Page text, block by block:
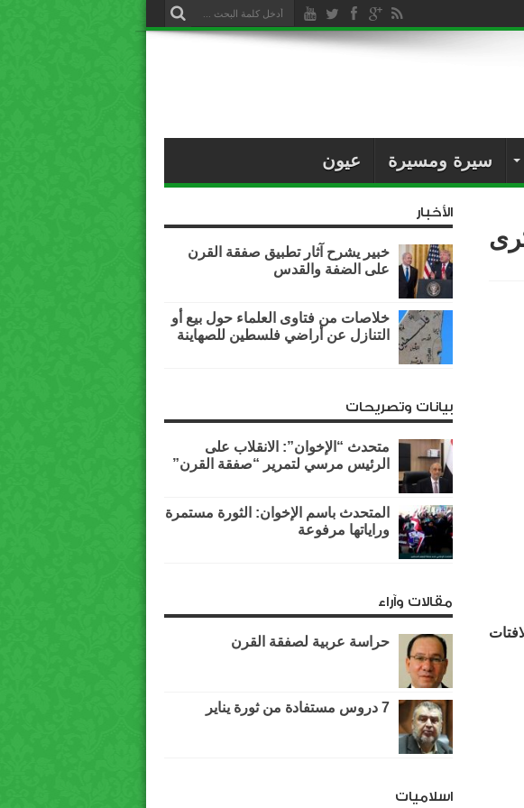
سيرة ومسيرة عيون
الأخبار
خبير يشرح آثار تطبيق صفقة القرن
على الضفة والقدس
خلاصات من فتاوى العلماء حول بيع أو
التنازل عن أراضي فلسطين للصهاينة
بيانات وتصريحات
متحدث “الإخوان”: الانقلاب على
الرئيس مرسي لتمرير “صفقة القرن”
المتحدث باسم الإخوان: الثورة مستمرة
وراياتها مرفوعة
مقالات وآراء
حراسة عربية لصفقة القرن
7 دروس مستفادة من ثورة يناير
اسلاميات